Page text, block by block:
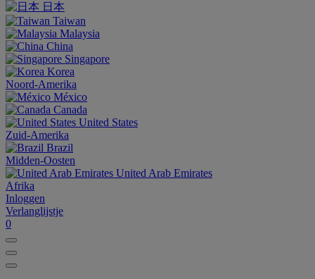
日本
Taiwan
Malaysia
China
Singapore
Korea
Noord-Amerika
México
Canada
United States
Zuid-Amerika
Brazil
Midden-Oosten
United Arab Emirates
Afrika
Inloggen
Verlanglijstje
0